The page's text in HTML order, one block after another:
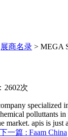
展商名录 > MEGA
2602次
specialized
polluttants
market. apis is
下一篇 : Faam China